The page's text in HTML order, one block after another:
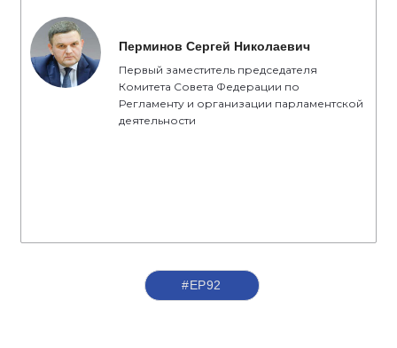
Перминов Сергей Николаевич
Первый заместитель председателя
Комитета Совета Федерации по
Регламенту и организации парламентской
деятельности
#ЕР92